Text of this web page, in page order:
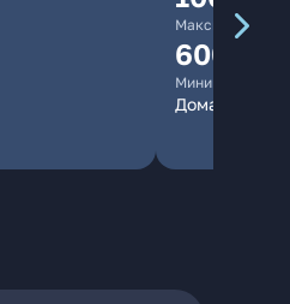
Максимальная
600
Минимальная
Домашний